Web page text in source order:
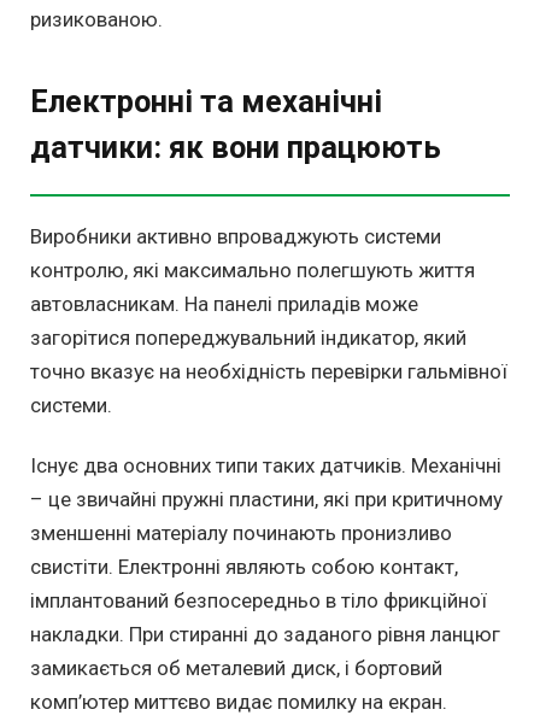
ризикованою.
Електронні та механічні
датчики: як вони працюють
Виробники активно впроваджують системи
контролю, які максимально полегшують життя
автовласникам. На панелі приладів може
загорітися попереджувальний індикатор, який
точно вказує на необхідність перевірки гальмівної
системи.
Існує два основних типи таких датчиків. Механічні
– це звичайні пружні пластини, які при критичному
зменшенні матеріалу починають пронизливо
свистіти. Електронні являють собою контакт,
імплантований безпосередньо в тіло фрикційної
накладки. При стиранні до заданого рівня ланцюг
замикається об металевий диск, і бортовий
комп’ютер миттєво видає помилку на екран.